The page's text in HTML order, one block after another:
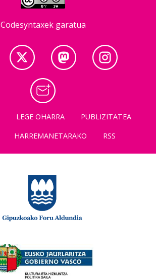
Codesyntaxek garatua
LEGE OHARRA
PUBLIZITATEA
HARREMANETARAKO RSS